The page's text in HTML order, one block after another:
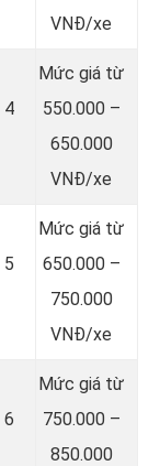
VNĐ/xe
4
Mức giá từ
550.000 –
650.000
VNĐ/xe
5
Mức giá từ
650.000 –
750.000
VNĐ/xe
6
Mức giá từ
750.000 –
850.000